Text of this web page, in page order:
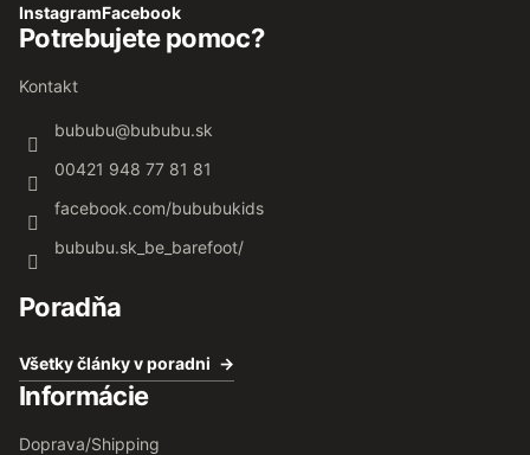
InstagramFacebook
Potrebujete pomoc?
Kontakt
bububu@bububu.sk
00421 948 77 81 81
facebook.com/bububukids
bububu.sk_be_barefoot/
Poradňa
Všetky články v poradni
Informácie
Doprava/Shipping